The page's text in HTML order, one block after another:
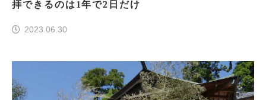
拝できるのは1年で2日だけ
2023.06.30